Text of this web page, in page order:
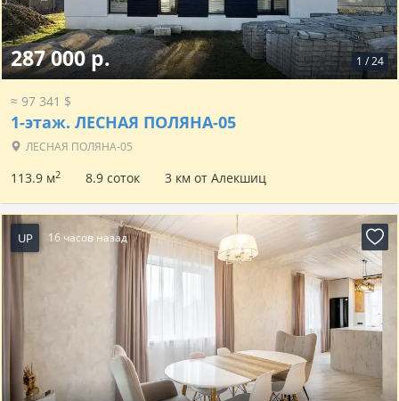
1 /24
287 000 р.
≈ 97 341 $
1-этаж. ЛЕСНАЯ ПОЛЯНА-05
ЛЕСНАЯ ПОЛЯНА-05
113.9 м2 8.9 соток 3 км от Алекшиц
UP 16 часов назад